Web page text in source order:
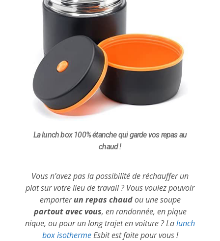
La lunch box 100% étanche qui garde vos repas au
chaud !
Vous n’avez pas la possibilité de réchauffer un
plat sur votre lieu de travail ? Vous voulez pouvoir
emporterun repas chaudou une soupe
partout avec vous, en randonnée, en pique
nique, ou pour un long trajet en voiture ? Lalunch
box isothermeEsbit est faite pour vous !